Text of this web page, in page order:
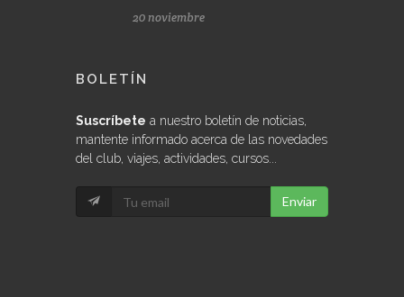
20 noviembre
BOLETÍN
Suscríbete a nuestro boletín de noticias,
mantente informado acerca de las novedades
del club, viajes, actividades, cursos...
Enviar